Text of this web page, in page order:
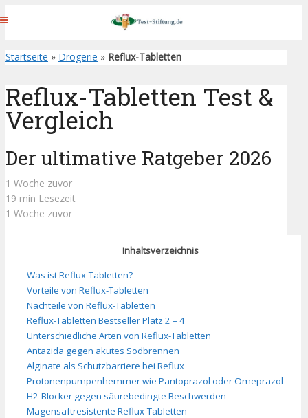
Startseite » Drogerie » Reflux-Tabletten
Reflux-Tabletten Test &
Vergleich
Der ultimative Ratgeber 2026
1 Woche zuvor
19 min Lesezeit
1 Woche zuvor
Inhaltsverzeichnis
Was ist Reflux-Tabletten?
Vorteile von Reflux-Tabletten
Nachteile von Reflux-Tabletten
Reflux-Tabletten Bestseller Platz 2 – 4
Unterschiedliche Arten von Reflux-Tabletten
Antazida gegen akutes Sodbrennen
Alginate als Schutzbarriere bei Reflux
Protonenpumpenhemmer wie Pantoprazol oder Omeprazol
H2-Blocker gegen säurebedingte Beschwerden
Magensaftresistente Reflux-Tabletten